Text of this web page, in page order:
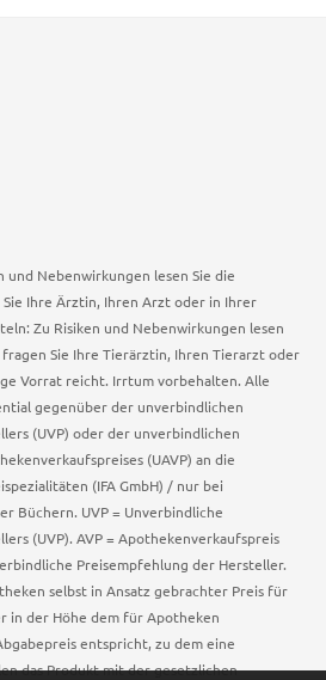
und Nebenwirkungen lesen Sie die
Sie Ihre Ärztin, Ihren Arzt oder in Ihrer
Zu Risiken und Nebenwirkungen lesen
fragen Sie Ihre Tierärztin, Ihren Tierarzt oder
Vorrat reicht. Irrtum vorbehalten. Alle
gegenüber der unverbindlichen
(UVP) oder der unverbindlichen
(UAVP) an die
(IFA GmbH) / nur bei
Büchern. UVP = Unverbindliche
(UVP). AVP = Apothekenverkaufspreis
Preisempfehlung der Hersteller.
selbst in Ansatz gebrachter Preis für
der Höhe dem für Apotheken
entspricht, zu dem eine
das Produkt mit der gesetzlichen